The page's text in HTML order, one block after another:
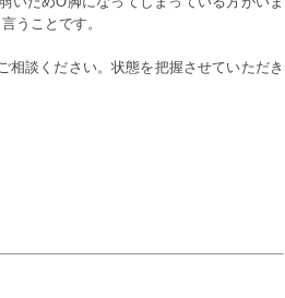
うことです。
相談ください。状態を把握させていただき